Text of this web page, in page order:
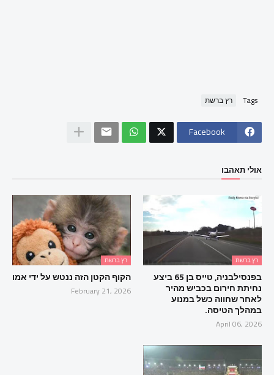
Tags רץ ברשת
Facebook
אולי תאהבו
רץ ברשת
בפנסילבניה, טייס בן 65 ביצע
נחיתת חירום בכביש מהיר
לאחר שחווה כשל במנוע
במהלך הטיסה.
April 06, 2026
רץ ברשת
הקוף הקטן הזה ננטש על ידי אמו
February 21, 2026